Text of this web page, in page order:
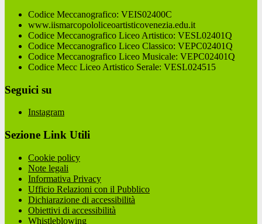
Codice Meccanografico: VEIS02400C
www.iismarcopololiceoartisticovenezia.edu.it
Codice Meccanografico Liceo Artistico: VESL02401Q
Codice Meccanografico Liceo Classico: VEPC02401Q
Codice Meccanografico Liceo Musicale: VEPC02401Q
Codice Mecc Liceo Artistico Serale: VESL024515
Seguici su
Instagram
Sezione Link Utili
Cookie policy
Note legali
Informativa Privacy
Ufficio Relazioni con il Pubblico
Dichiarazione di accessibilità
Obiettivi di accessibilità
Whistleblowing